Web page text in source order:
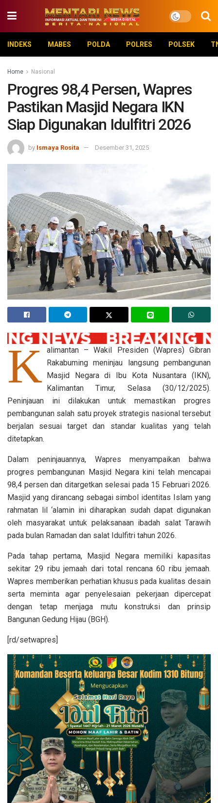
INDEKS MABES POLDA POLRES POLSEK
Home Nasional
Progres 98,4 Persen, Wapres
Pastikan Masjid Negara IKN
Siap Digunakan Idulfitri 2026
by Ismaya Rosita Desember 31, 2025
K alimantan – Wakil Presiden (Wapres) Gibran
Rakabuming meninjau langsung pembangunan
Masjid Negara di Ibu Kota Nusantara (IKN),
Kalimantan Timur, Selasa (30/12/2025).
Peninjauan ini dilakukan untuk memastikan progres
pembangunan salah satu proyek strategis nasional tersebut
berjalan sesuai target dan standar kualitas yang telah
ditetapkan.
Dalam peninjauannya, Wapres menyampaikan bahwa
progres pembangunan Masjid Negara kini telah mencapai
98,4 persen dan ditargetkan selesai pada 15 Februari 2026.
Masjid yang dirancang sebagai simbol identitas Islam yang
rahmatan lil ‘alamin ini diharapkan sudah dapat digunakan
oleh masyarakat untuk pelaksanaan ibadah salat Tarawih
pada bulan Ramadan dan salat Idulfitri tahun 2026.
Pada tahap pertama, Masjid Negara memiliki kapasitas
sekitar 29 ribu jemaah dari total rencana 60 ribu jemaah.
Wapres memberikan perhatian khusus pada kualitas desain
serta meminta agar penyelesaian pekerjaan dipercepat
dengan tetap menjaga mutu konstruksi dan prinsip
Bangunan Gedung Hijau (BGH).
[rd/setwapres]